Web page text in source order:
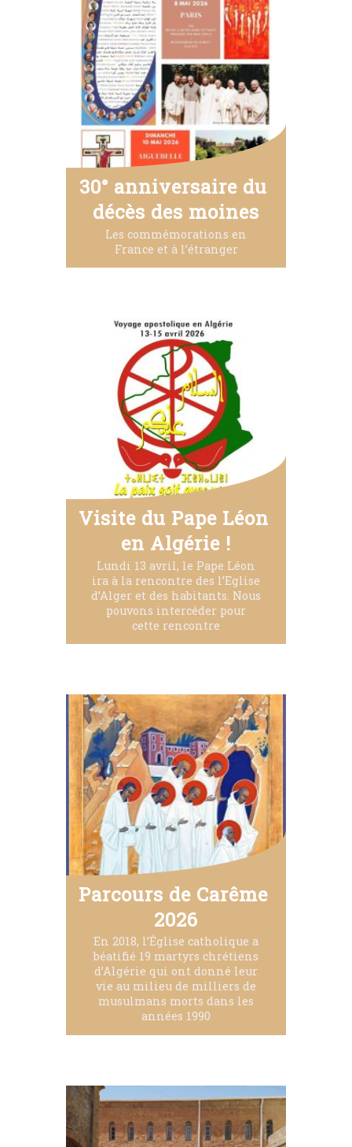
30° anniversaire du
décès des moines
Les commémorations en
France et à l’étranger
Visite du Pape Léon
en Algérie !
Lundi 13 avril, le Pape Léon
ira à la rencontre des l’Eglise
d’Alger et des habitants. Nous
pouvons intercéder pour
cette rencontre
Parcours de Carême
2026
En 2018, l’Église catholique a
béatifié 19 martyrs chrétiens
d’Algérie qui ont donné leur
vie au milieu de milliers de
musulmans morts dans les
années 1990